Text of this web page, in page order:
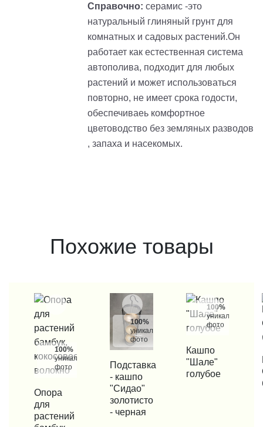
Справочно: серамис -это
натуральный глиняный грунт для
комнатных и садовых растений.Он
работает как естественная система
автополива, подходит для любых
растений и может использоваться
повторно, не имеет срока годости,
обеспечиваеь комфортное
цветоводство без земляных разводов
, запаха и насекомых.
Похожие товары
100%
уникальные
фото
КУПИТЬ В 1 КЛИК
Опора
для
растений
100%
уникальные
фото
КУПИТЬ В 1 КЛИК
Подставка
- кашпо
"Сидао"
золотисто
- черная
100%
уникальные
фото
КУПИТЬ В 1 КЛИК
Кашпо
"Шале"
голубое